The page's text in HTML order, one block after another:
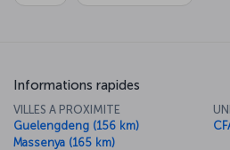
Informations rapides
VILLES A PROXIMITE
Guelengdeng (156 km)
Massenya (165 km)